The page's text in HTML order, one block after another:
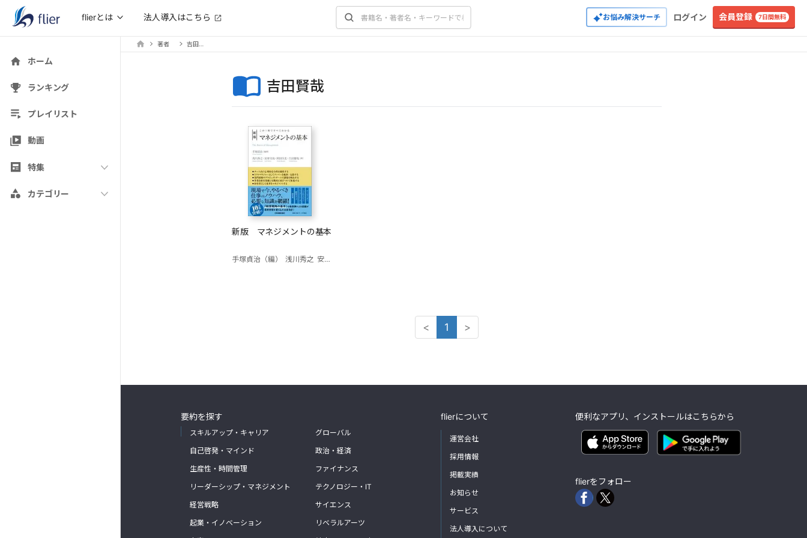
flierとは 法人導入はこちら お悩み解決サーチ ログイン 会員登録 7日間無料
ホーム
ランキング
プレイリスト
動画
特集
カテゴリー
著者 吉田賢哉
吉田賢哉
新版 マネジメントの基本
手塚貞治（編） 浅川秀之 安東守央
< 1 >
要約を探す
スキルアップ・キャリア
自己啓発・マインド
生産性・時間管理
リーダーシップ・マネジメント
経営戦略
起業・イノベーション
グローバル
政治・経済
ファイナンス
テクノロジー・IT
サイエンス
リベラルアーツ
flierについて
運営会社
採用情報
掲載実績
お知らせ
サービス
法人導入について
便利なアプリ、インストールはこちらから
flierをフォロー